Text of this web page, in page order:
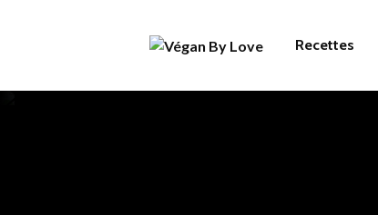
Recettes